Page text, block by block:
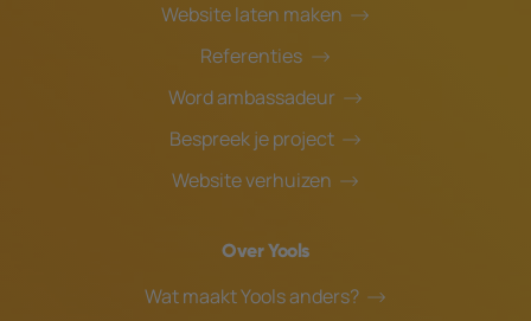
Website laten maken
Referenties
Word ambassadeur
Bespreek je project
Website verhuizen
Over Yools
Wat maakt Yools anders?